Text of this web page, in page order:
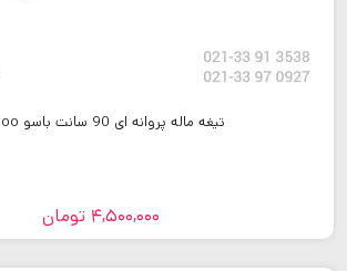
تیغه ماله پروانه ای 90 سانت باسو basoo
4,500,000 تومان